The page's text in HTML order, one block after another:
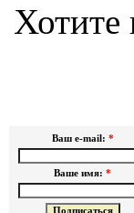
Хотите
Ваш e-mail: *
Ваше имя: *